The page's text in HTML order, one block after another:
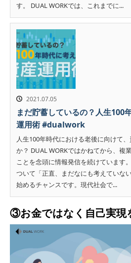
す。 DUAL WORKでは、これまでに...
2021.07.05
まだ貯蓄しているの？人生100
運用術 #dualwork
人生100年時代における老後に向けて
か？ DUAL WORKではかねてから、複
ことを念頭に情報発信を続けています
ついて「正直、まだなにも考えていな
始めるチャンスです。現代社会で...
③お金ではなく自己実現